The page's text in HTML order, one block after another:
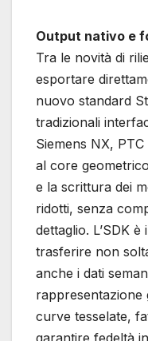
Output nativo e
Tra le novità di
esportare
nuovo standard
tradizionali
Siemens NX,
al core
e la scrittura dei
ridotti, senza
dettaglio. L’SDK
trasferire non
anche i dati
rappresentazione
curve tesselate,